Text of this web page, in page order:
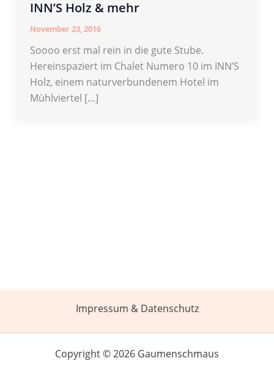
INN’S Holz & mehr
November 23, 2016
Soooo erst mal rein in die gute Stube.
Hereinspaziert im Chalet Numero 10 im INN’S
Holz, einem naturverbundenem Hotel im
Mühlviertel […]
Impressum & Datenschutz
Copyright © 2026 Gaumenschmaus